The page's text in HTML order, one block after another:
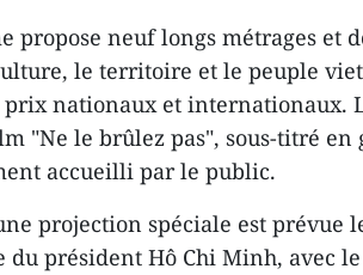
propose neuf longs métrages et
le territoire et le peuple
nationaux et internationaux.
"Ne le brûlez pas", sous-titré en
accueilli par le public.
projection spéciale est prévue
président Hô Chi Minh, avec